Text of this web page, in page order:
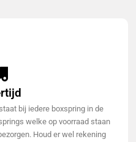
bij iedere boxspring in de
welke op voorraad staan
Houd er wel rekening